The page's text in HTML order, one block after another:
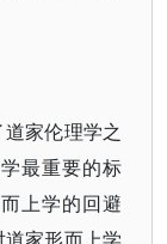
家伦理学之
最重要的标
上学的回避